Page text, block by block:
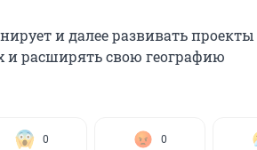
и далее развивать проекты
и расширять свою географию
0 0